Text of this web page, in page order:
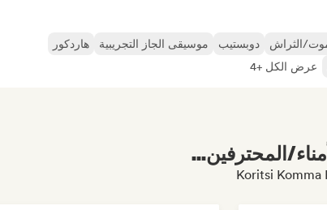
الثراش دوبستيب موسيقى الجاز التجريبية
هاردكور
عرض الكل +4
المحترفين...